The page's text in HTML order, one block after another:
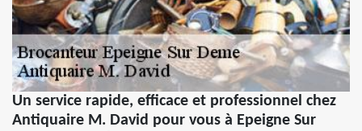
Un service rapide, efficace et professionnel chez
Antiquaire M. David pour vous à Epeigne Sur